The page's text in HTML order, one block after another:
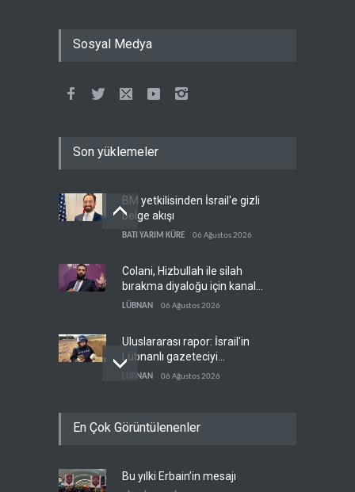
Sosyal Medya
Son yüklemeler
BM yetkilisinden İsrail'e gizli
belge akışı
BATI YARIM KÜRE 06 Ağustos 2026
Colani, Hizbullah ile silah
bırakma diyaloğu için kanal
arıyor
LÜBNAN 06 Ağustos 2026
Uluslararası rapor: İsrail'in
Lübnanlı gazeteciyi
öldürmesi savaş suçu
LÜBNAN 06 Ağustos 2026
askeri ortaklığını yasayla
İsrail basını: Trump'ın İran
En Çok Görüntülenenler
Bu yılki Erbain’in mesajı